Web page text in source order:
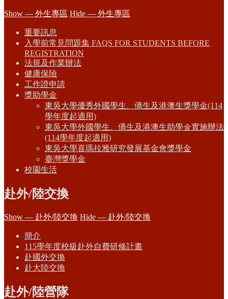
Show — 外生專區 Hide — 外生專區
重要訊息
入學前常見問題集 FAQS FOR STUDENTS BEFORE
REGISTRATION
法規及作業辦法
健康保險
工作證申請
獎助學金
東吳大學優秀外國學生、僑生及港澳生獎學金(114
學年度起適用)
東吳大學外國學生、僑生及港澳生助學金實施辦法
(114學年度起適用)
東吳大學喜瑪拉雅研究發展基金會獎學金
臺灣獎學金
校園生活
赴外/陸交換
Show — 赴外/陸交換 Hide — 赴外/陸交換
簡介
115學年度校級赴外自費研修計畫
赴國外交換
赴大陸交換
赴外/陸營隊